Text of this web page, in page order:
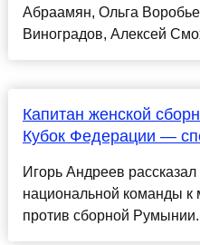
Абраамян, Ольга
Виноградов, Алексей
Капитан женской
Кубок Федерации —
Игорь Андреев рассказал
национальной команды к
против сборной